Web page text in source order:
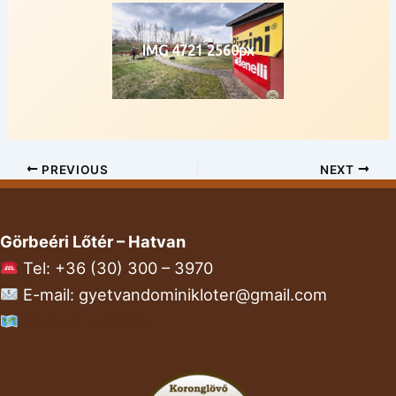
IMG 4721 2560px
PREVIOUS NEXT
Görbeéri Lőtér – Hatvan
Tel: +36 (30) 300 – 3970
E-mail: gyetvandominikloter@gmail.com